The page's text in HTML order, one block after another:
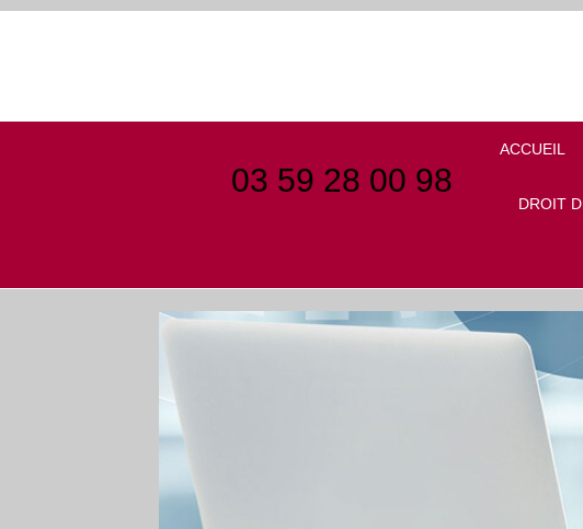
03 59 28 00 98
ACCUEIL
DROIT